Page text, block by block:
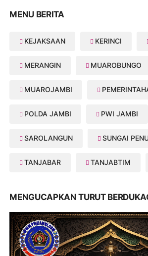
MENU BERITA
KEJAKSAAN KERINCI
MERANGIN MUAROBUNGO
MUAROJAMBI
POLDA JAMBI PWI JAMBI
SAROLANGUN SUNGAI
TANJABAR TANJABTIM
MENGUCAPKAN TURUT